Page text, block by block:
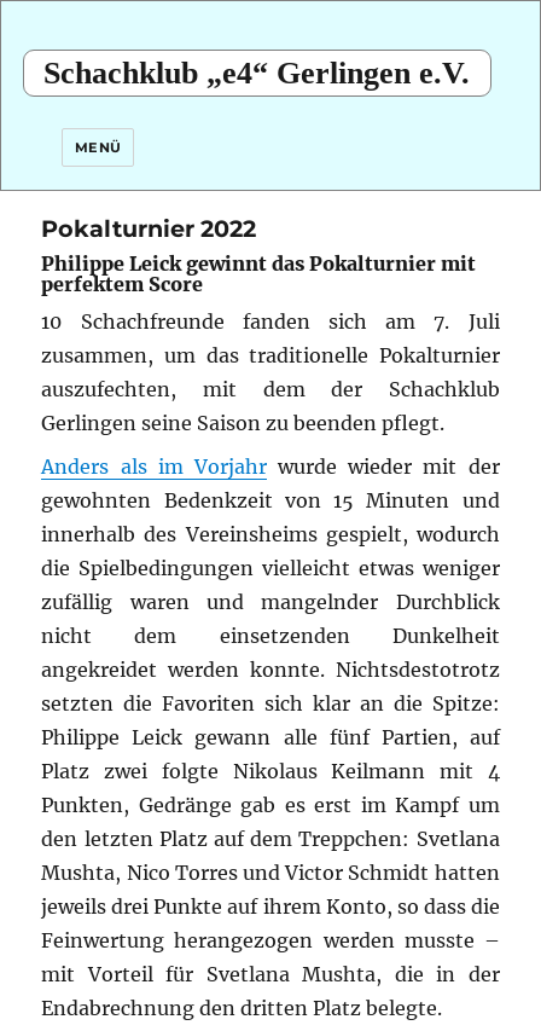
Schachklub „e4“ Gerlingen e.V.
MENÜ
Pokalturnier 2022
Philippe Leick gewinnt das Pokalturnier mit
perfektem Score
10 Schachfreunde fanden sich am 7. Juli
zusammen, um das traditionelle Pokalturnier
auszufechten, mit dem der Schachklub
Gerlingen seine Saison zu beenden pflegt.
Anders als im Vorjahrwurde wieder mit der
gewohnten Bedenkzeit von 15 Minuten und
innerhalb des Vereinsheims gespielt, wodurch
die Spielbedingungen vielleicht etwas weniger
zufällig waren und mangelnder Durchblick
nicht dem einsetzenden Dunkelheit
angekreidet werden konnte. Nichtsdestotrotz
setzten die Favoriten sich klar an die Spitze:
Philippe Leick gewann alle fünf Partien, auf
Platz zwei folgte Nikolaus Keilmann mit 4
Punkten, Gedränge gab es erst im Kampf um
den letzten Platz auf dem Treppchen: Svetlana
Mushta, Nico Torres und Victor Schmidt hatten
jeweils drei Punkte auf ihrem Konto, so dass die
Feinwertung herangezogen werden musste –
mit Vorteil für Svetlana Mushta, die in der
Endabrechnung den dritten Platz belegte.